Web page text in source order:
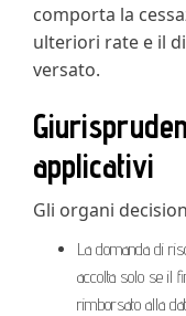
comporta la
ulteriori rate e il
versato.
applicativi
Gli organi
La domanda di
accolta solo se il
rimborsato alla